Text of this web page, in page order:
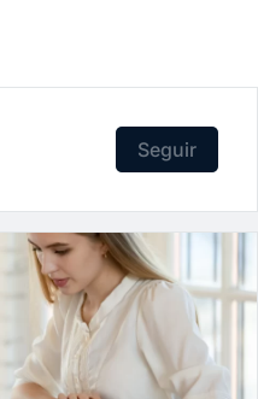
Seguir